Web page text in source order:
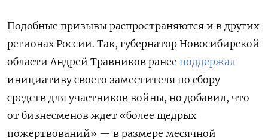
Подобные призывы распространяются и в других
регионах России. Так, губернатор Новосибирской
области Андрей Травников ранее поддержал
инициативу своего заместителя по сбору
средств для участников войны, но добавил, что
от бизнесменов ждет «более щедрых
пожертвований» — в размере месячной